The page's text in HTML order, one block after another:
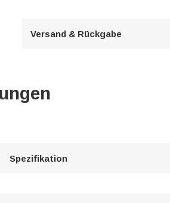
Versand & Rückgabe
Spezifikation